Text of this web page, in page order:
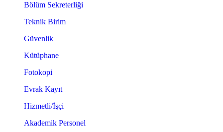
Bölüm Sekreterliği
Teknik Birim
Güvenlik
Kütüphane
Fotokopi
Evrak Kayıt
Hizmetli/İşçi
Akademik Personel